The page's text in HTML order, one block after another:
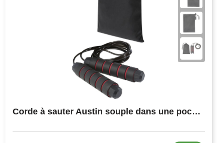
Corde à sauter Austin souple dans une pochette en PET recyclé